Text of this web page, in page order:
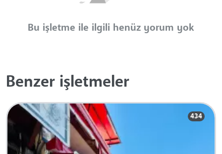
Bu işletme ile ilgili henüz yorum yok
Benzer işletmeler
434